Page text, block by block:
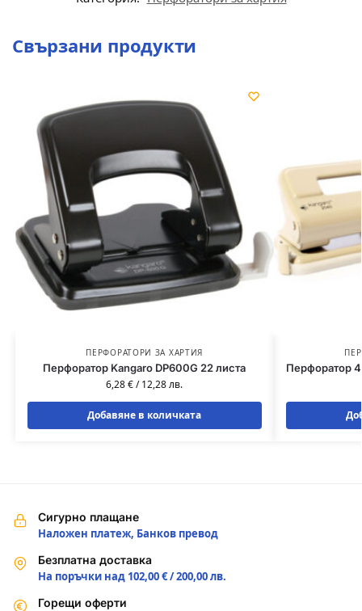
Свързани продукти
ПЕРФОРАТОРИ ЗА ХАРТИЯ
Перфоратор Kangaro DP600G 22 листа
6,28€/12,28лв.
Добавяне в количката
Перфоратор 4
Сигурно плащане
Наложен платеж, Банков превод
Безплатна доставка
На поръчки над 102,00 € / 200,00 лв.
Горещи оферти